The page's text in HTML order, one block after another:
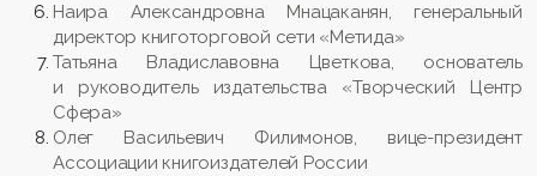
Наира Александровна Мнацаканян, генеральный
директор книготорговой сети «Метида»
Татьяна Владиславовна Цветкова, основатель
и руководитель издательства «Творческий Центр
Сфера»
Олег Васильевич Филимонов, вице-президент
Ассоциации книгоиздателей России